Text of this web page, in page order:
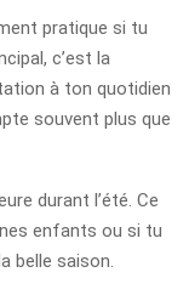
pratique si tu
c’est la
à ton quotidien
souvent plus que
durant l’été. Ce
enfants ou si tu
belle saison.